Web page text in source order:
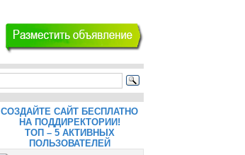
СОЗДАЙТЕ САЙТ БЕСПЛАТНО
НА ПОДДИРЕКТОРИИ!
ТОП – 5 АКТИВНЫХ
ПОЛЬЗОВАТЕЛЕЙ